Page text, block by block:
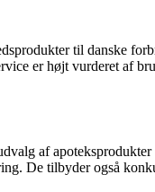
til danske
er højt vurderet af
af
De tilbyder også